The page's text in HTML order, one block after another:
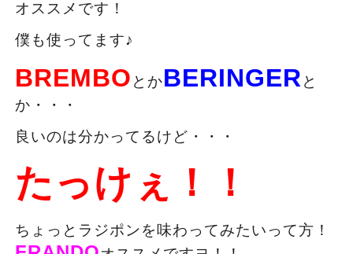
オススメです！
僕も使ってます♪
BREMBO とかBERINGERと
か・・・
良いのは分かってるけど・・・
たっけぇ！！
ちょっとラジポンを味わってみたいって方！